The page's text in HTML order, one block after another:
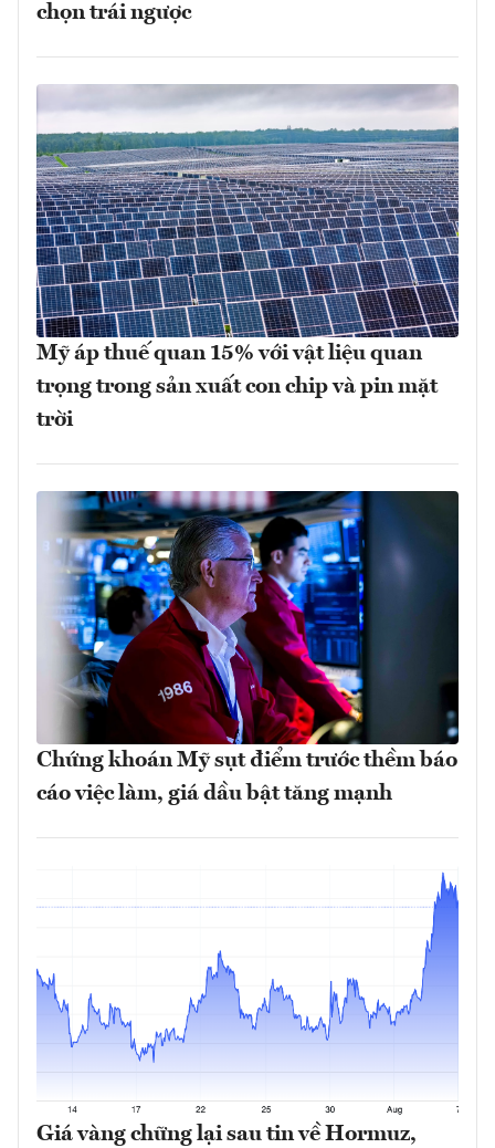
chọn trái ngược
Mỹ áp thuế quan 15% với vật liệu quan
trọng trong sản xuất con chip và pin mặt
trời
Chứng khoán Mỹ sụt điểm trước thềm báo
cáo việc làm, giá dầu bật tăng mạnh
Giá vàng chững lại sau tin về Hormuz,